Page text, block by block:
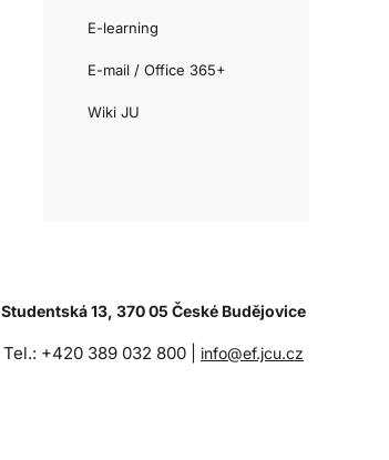
E-learning
E-mail / Office 365+
Wiki JU
Studentská 13, 370 05 České Budějovice
Tel.: +420 389 032 800 | info@ef.jcu.cz